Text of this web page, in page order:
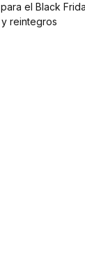
el Black
reintegros